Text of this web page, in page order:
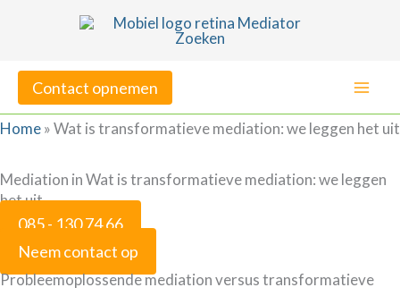
inhoudContact opnemen
Home»Wat is transformatieve mediation: we leggen het uit
Mediation in Wat is transformatieve mediation: we leggen
het uit
085 - 130 74 66
Neem contact op
Probleemoplossende mediation versus transformatieve